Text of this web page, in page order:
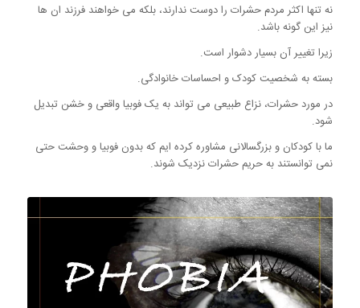
نه تنها اکثر مردم حشرات را دوست ندارند، بلکه می خواهند فرزند ان ها
نیز این گونه باشد.
زیرا تغییر آن بسیار دشوار است.
بسته به شخصیت کودک و احساسات خانوادگی.
در مورد حشرات، نزاع طبیعی می تواند به یک فوبیا واقعی و خشن تبدیل
شود.
ما با کودکان و بزرگسالانی مشاوره کرده ایم که بدون فوبیا و وحشت حتی
نمی توانستند به حریم حشرات نزدیک شوند.